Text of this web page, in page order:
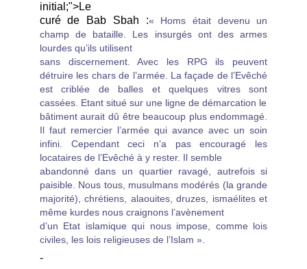
initial;">Le
curé de Bab Sbah :« Homs était devenu un
champ de bataille. Les insurgés ont des armes
lourdes qu’ils utilisent
sans discernement. Avec les RPG ils peuvent
détruire les chars de l’armée. La façade de l’Evêché
est criblée de balles et quelques vitres sont
cassées. Etant situé sur une ligne de démarcation le
bâtiment aurait dû être beaucoup plus endommagé.
Il faut remercier l’armée qui avance avec un soin
infini. Cependant ceci n’a pas encouragé les
locataires de l’Evêché à y rester. Il semble
abandonné dans un quartier ravagé, autrefois si
paisible. Nous tous, musulmans modérés (la grande
majorité), chrétiens, alaouites, druzes, ismaélites et
même kurdes nous craignons l’avènement
d’un Etat islamique qui nous impose, comme lois
civiles, les lois religieuses de l’Islam ».
-